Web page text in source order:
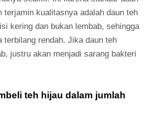
terjamin kualitasnya adalah daun teh
kering dan bukan lembab, sehingga
terbilang rendah. Jika daun teh
justru akan menjadi sarang bakteri
teh hijau dalam jumlah